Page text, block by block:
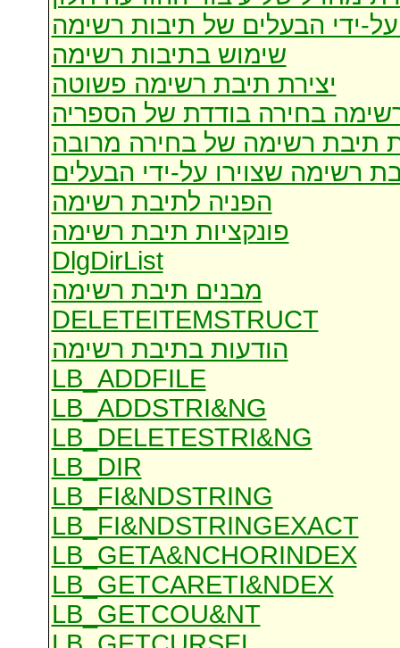
על-ידי הבעלים של תיבות רשימה
שימוש בתיבות רשימה
יצירת תיבת רשימה פשוטה
בחירה בודדת של הספריה
תיבת רשימה של בחירה מרובה
רשימה שצוירו על-ידי הבעלים
הפניה לתיבת רשימה
פונקציות תיבת רשימה
DlgDirList
מבנים תיבת רשימה
DELETEITEMSTRUCT
הודעות בתיבת רשימה
LB_ADDFILE
LB_ADDSTRI&NG
LB_DELETESTRI&NG
LB_DIR
LB_FI&NDSTRING
LB_FI&NDSTRINGEXACT
LB_GETA&NCHORINDEX
LB_GETCARETI&NDEX
LB_GETCOU&NT